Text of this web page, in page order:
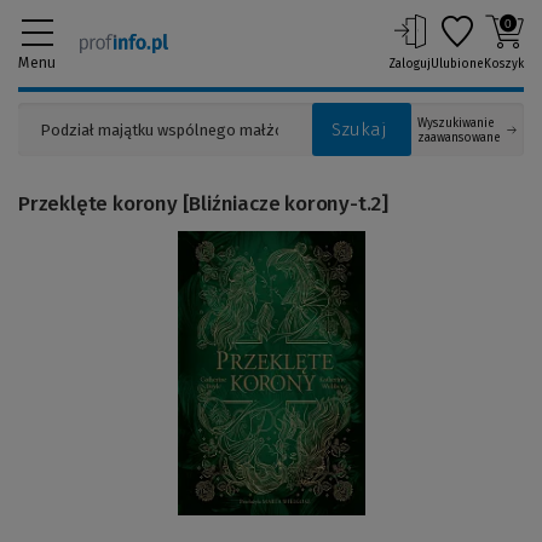
Menu
Szukaj
Wyszukiwanie
zaawansowane
ZalogujUlubione
0
Koszyk
Przeklęte korony [Bliźniacze korony-t.2]